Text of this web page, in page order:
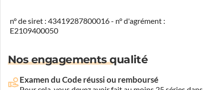
n° de siret : 43419287800016 - n° d'agrément :
E2109400050
Nos engagements qualité
Examen du Code réussi ou remboursé